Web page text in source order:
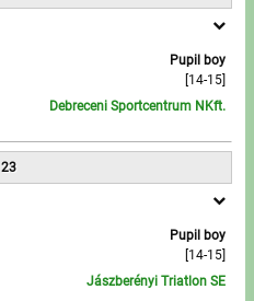
Pupil boy
[14-15]
Debreceni Sportcentrum NKft.
23
Pupil boy
[14-15]
Jászberényi Triatlon SE